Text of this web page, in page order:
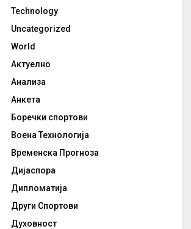
Technology
Uncategorized
World
Актуелно
Анализа
Анкета
Боречки спортови
Воена Технологија
Временска Прогноза
Дијаспора
Дипломатија
Други Спортови
Духовност